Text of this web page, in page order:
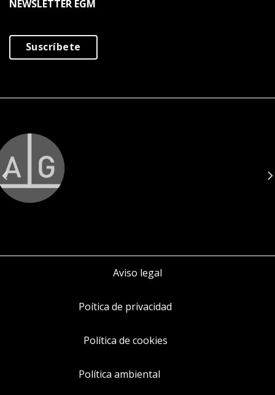
NEWSLETTER EGM
Suscríbete
Aviso legal
Poítica de privacidad
Política de cookies
Política ambiental